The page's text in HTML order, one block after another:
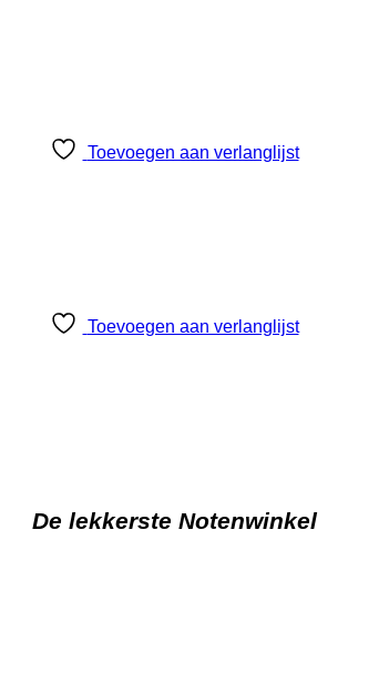
Toevoegen aan verlanglijst
Toevoegen aan verlanglijst
De lekkerste Notenwinkel